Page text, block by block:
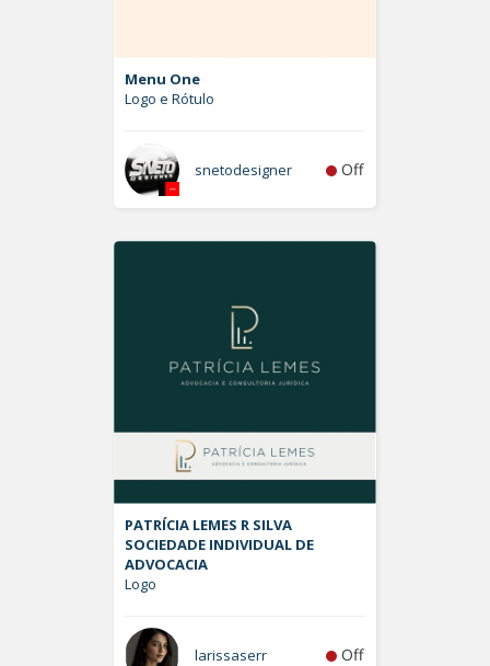
Menu One
Logo e Rótulo
snetodesigner Off
PATRÍCIA LEMES R SILVA
SOCIEDADE INDIVIDUAL DE
ADVOCACIA
Logo
larissaserr Off